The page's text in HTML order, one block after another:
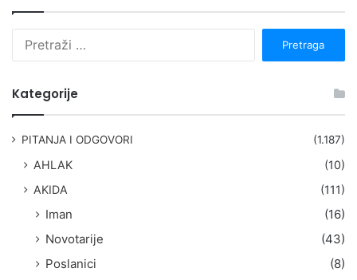
Kategorije
PITANJA I ODGOVORI (1.187)
AHLAK
(10)
AKIDA
(111)
Iman
(16)
Novotarije
(43)
Poslanici
(8)